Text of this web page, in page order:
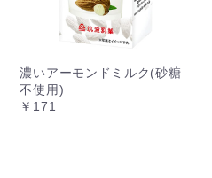
濃いアーモンドミルク(砂糖
不使用)
￥171